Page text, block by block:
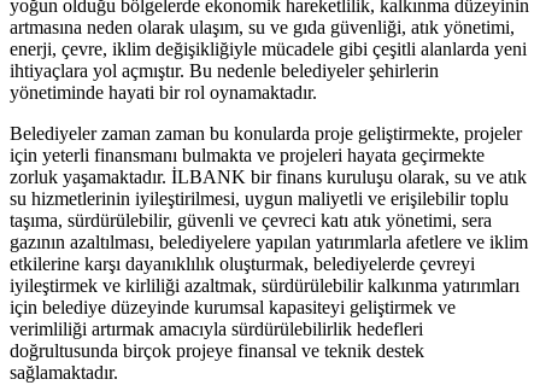
yoğun olduğu bölgelerde ekonomik hareketlilik, kalkınma düzeyinin
artmasına neden olarak ulaşım, su ve gıda güvenliği, atık yönetimi,
enerji, çevre, iklim değişikliğiyle mücadele gibi çeşitli alanlarda yeni
ihtiyaçlara yol açmıştır. Bu nedenle belediyeler şehirlerin
yönetiminde hayati bir rol oynamaktadır.
Belediyeler zaman zaman bu konularda proje geliştirmekte, projeler
için yeterli finansmanı bulmakta ve projeleri hayata geçirmekte
zorluk yaşamaktadır. İLBANK bir finans kuruluşu olarak, su ve atık
su hizmetlerinin iyileştirilmesi, uygun maliyetli ve erişilebilir toplu
taşıma, sürdürülebilir, güvenli ve çevreci katı atık yönetimi, sera
gazının azaltılması, belediyelere yapılan yatırımlarla afetlere ve iklim
etkilerine karşı dayanıklılık oluşturmak, belediyelerde çevreyi
iyileştirmek ve kirliliği azaltmak, sürdürülebilir kalkınma yatırımları
için belediye düzeyinde kurumsal kapasiteyi geliştirmek ve
verimliliği artırmak amacıyla sürdürülebilirlik hedefleri
doğrultusunda birçok projeye finansal ve teknik destek
sağlamaktadır.